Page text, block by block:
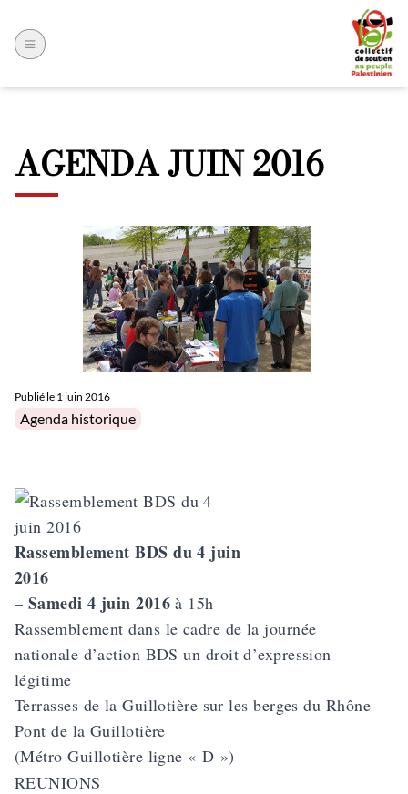
AGENDA JUIN 2016
Publié le 1 juin 2016
Posted in
Agenda historique
Rassemblement BDS du 4 juin
2016
– Samedi 4 juin 2016 à 15h
Rassemblement dans le cadre de la journée
nationale d’action BDS un droit d’expression
légitime
Terrasses de la Guillotière sur les berges du Rhône
Pont de la Guillotière
(Métro Guillotière ligne « D »)
REUNIONS